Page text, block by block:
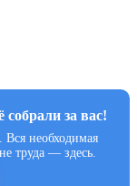
за вас!
необходимая
труда — здесь.